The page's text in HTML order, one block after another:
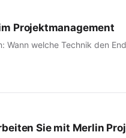
Projektmanagement
welche Technik den
Sie mit Merlin